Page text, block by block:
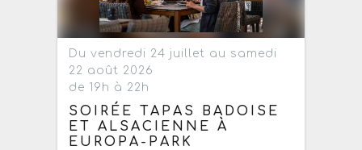
Du vendredi 24 juillet au samedi
22 août 2026
de 19h à 22h
SOIRÉE TAPAS BADOISE
ET ALSACIENNE À
EUROPA-PARK